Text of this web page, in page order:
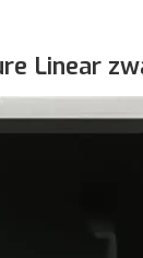
Linear